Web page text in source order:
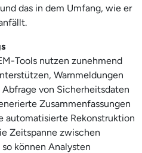
das in dem Umfang, wie er
Tools nutzen zunehmend
Warnmeldungen
von Sicherheitsdaten
Zusammenfassungen
automatisierte Rekonstruktion
Zeitspanne zwischen
können Analysten